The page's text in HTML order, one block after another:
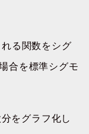
る関数をシグ
合を標準シグモ
をグラフ化し